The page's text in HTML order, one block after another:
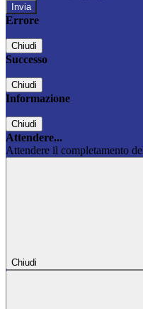
Errore
Chiudi
Successo
Chiudi
Informazione
Chiudi
Attendere...
Attendere il completamento
Chiudi